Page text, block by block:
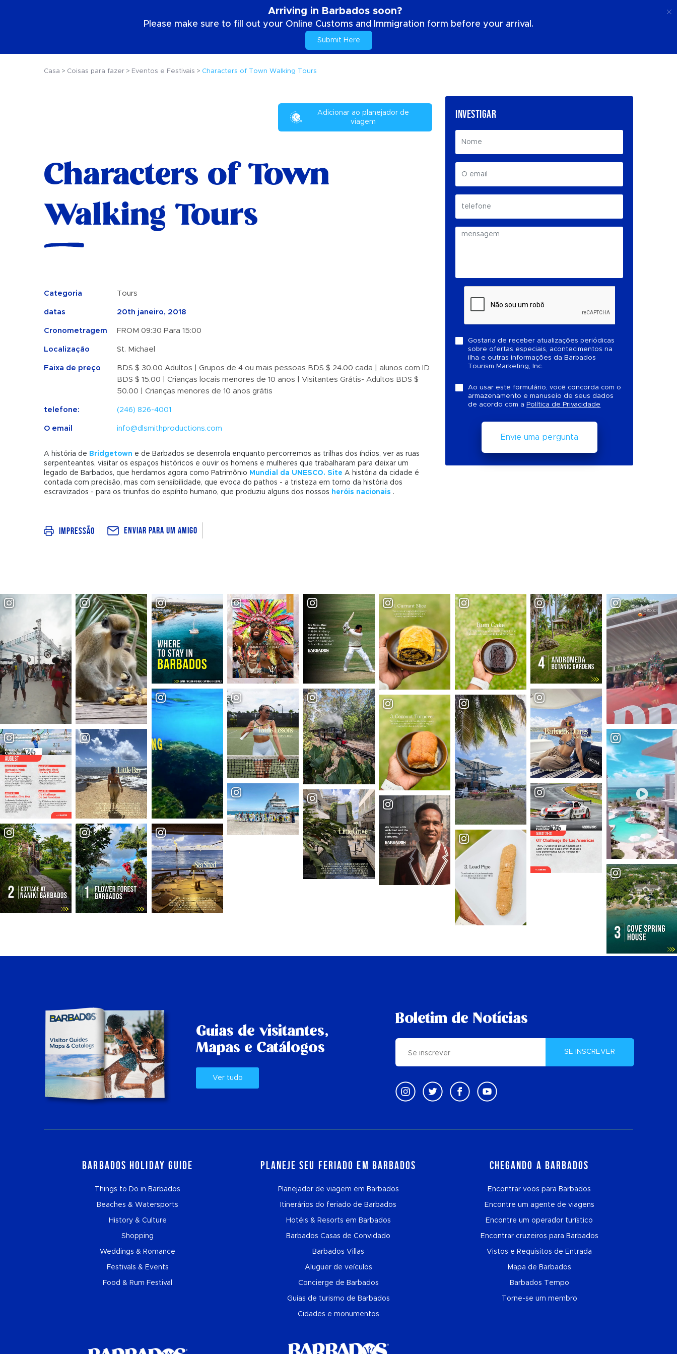
Arriving in Barbados soon?
Please make sure to fill out your Online Customs and Immigration form before your arrival.
Submit Here
Casa Coisas para fazer Eventos e Festivais Characters of Town Walking Tours
Adicionar ao planejador de
viagem
Characters of Town
Walking Tours
Categoria Tours
datas 20th janeiro, 2018
Cronometragem FROM 09:30 Para 15:00
Localização St. Michael
Faixa de preço
BDS $ 30.00 Adultos | Grupos de 4 ou mais pessoas BDS $ 24.00 cada | alunos com ID
BDS $ 15.00 | Crianças locais menores de 10 anos | Visitantes Grátis- Adultos BDS $
50.00 | Crianças menores de 10 anos grátis
telefone: (246) 826-4001
O email info@dlsmithproductions.com
A história de Bridgetown e de Barbados se desenrola enquanto percorremos as trilhas dos índios, ver as ruas
serpenteantes, visitar os espaços históricos e ouvir os homens e mulheres que trabalharam para deixar um
legado de Barbados, que herdamos agora como Patrimônio Mundial da UNESCO. Site A história da cidade é
contada com precisão, mas com sensibilidade, que evoca do pathos - a tristeza em torno da história dos
escravizados - para os triunfos do espírito humano, que produziu alguns dos nossos heróis nacionais .
Impressão Enviar para um amigo
INVESTIGAR
Gostaria de receber atualizações periódicas
sobre ofertas especiais, acontecimentos na
ilha e outras informações da Barbados
Tourism Marketing, Inc.
Ao usar este formulário, você concorda com o
armazenamento e manuseio de seus dados
de acordo com a Política de Privacidade
Guias de visitantes,
Mapas e Catálogos
Ver tudo
Boletim de Notícias
SE INSCREVER
Barbados Holiday Guide
Things to Do in Barbados
Beaches & Watersports
History & Culture
Shopping
Weddings & Romance
Festivals & Events
Food & Rum Festival
Planeje seu feriado em Barbados
Planejador de viagem em Barbados
Itinerários do feriado de Barbados
Hotéis & Resorts em Barbados
Barbados Casas de Convidado
Barbados Villas
Aluguer de veículos
Concierge de Barbados
Guias de turismo de Barbados
Cidades e monumentos
Chegando a Barbados
Encontrar voos para Barbados
Encontre um agente de viagens
Encontre um operador turístico
Encontrar cruzeiros para Barbados
Vistos e Requisitos de Entrada
Mapa de Barbados
Barbados Tempo
Torne-se um membro